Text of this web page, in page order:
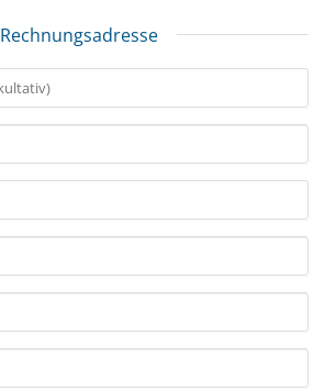
Rechnungsadresse